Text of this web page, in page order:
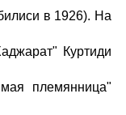
в 1926). На
Куртиди
племянница"